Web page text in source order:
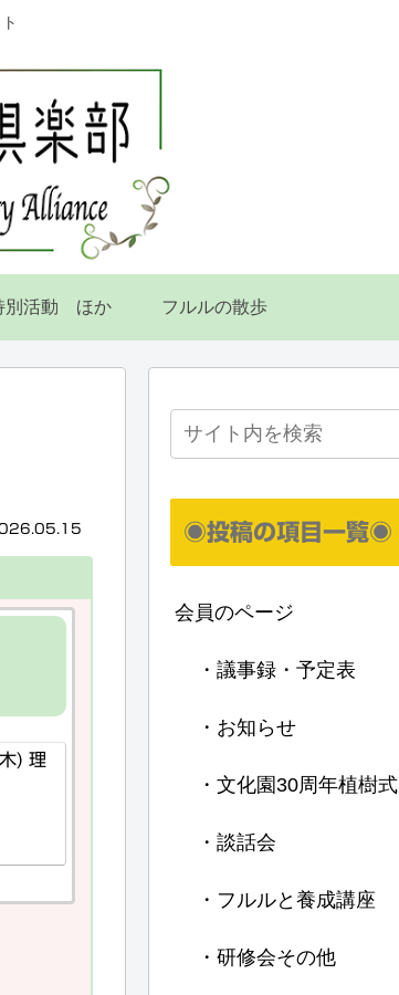
別活動 ほか フルルの散歩
) 理
◉投稿の項目一覧◉
会員のページ
・議事録・予定表
・お知らせ
・文化園30周年植樹式
・談話会
・フルルと養成講座
・研修会その他